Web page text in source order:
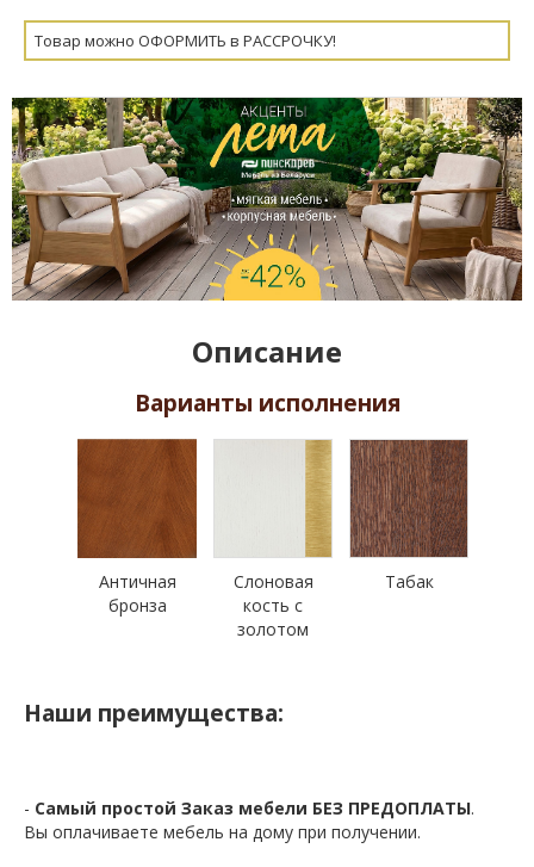
Товар можно ОФОРМИТЬ в РАССРОЧКУ!
Описание
Варианты исполнения
Античная
бронза
Слоновая
кость с
золотом
Табак
Наши преимущества:
- Самый простой Заказ мебели БЕЗ ПРЕДОПЛАТЫ.
Вы оплачиваете мебель на дому при получении.